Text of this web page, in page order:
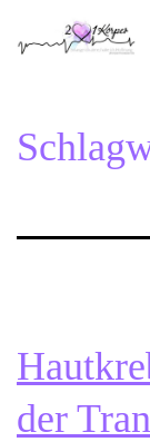
Inhalt2Herzen1Körper
der